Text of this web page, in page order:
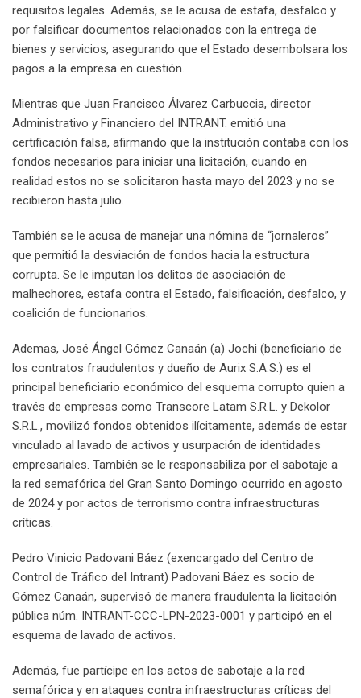
requisitos legales. Además, se le acusa de estafa, desfalco y
por falsificar documentos relacionados con la entrega de
bienes y servicios, asegurando que el Estado desembolsara los
pagos a la empresa en cuestión.
Mientras que Juan Francisco Álvarez Carbuccia, director
Administrativo y Financiero del INTRANT. emitió una
certificación falsa, afirmando que la institución contaba con los
fondos necesarios para iniciar una licitación, cuando en
realidad estos no se solicitaron hasta mayo del 2023 y no se
recibieron hasta julio.
También se le acusa de manejar una nómina de “jornaleros”
que permitió la desviación de fondos hacia la estructura
corrupta. Se le imputan los delitos de asociación de
malhechores, estafa contra el Estado, falsificación, desfalco, y
coalición de funcionarios.
Ademas, José Ángel Gómez Canaán (a) Jochi (beneficiario de
los contratos fraudulentos y dueño de Aurix S.A.S.) es el
principal beneficiario económico del esquema corrupto quien a
través de empresas como Transcore Latam S.R.L. y Dekolor
S.R.L., movilizó fondos obtenidos ilícitamente, además de estar
vinculado al lavado de activos y usurpación de identidades
empresariales. También se le responsabiliza por el sabotaje a
la red semafórica del Gran Santo Domingo ocurrido en agosto
de 2024 y por actos de terrorismo contra infraestructuras
críticas.
Pedro Vinicio Padovani Báez (exencargado del Centro de
Control de Tráfico del Intrant) Padovani Báez es socio de
Gómez Canaán, supervisó de manera fraudulenta la licitación
pública núm. INTRANT-CCC-LPN-2023-0001 y participó en el
esquema de lavado de activos.
Además, fue partícipe en los actos de sabotaje a la red
semafórica y en ataques contra infraestructuras críticas del